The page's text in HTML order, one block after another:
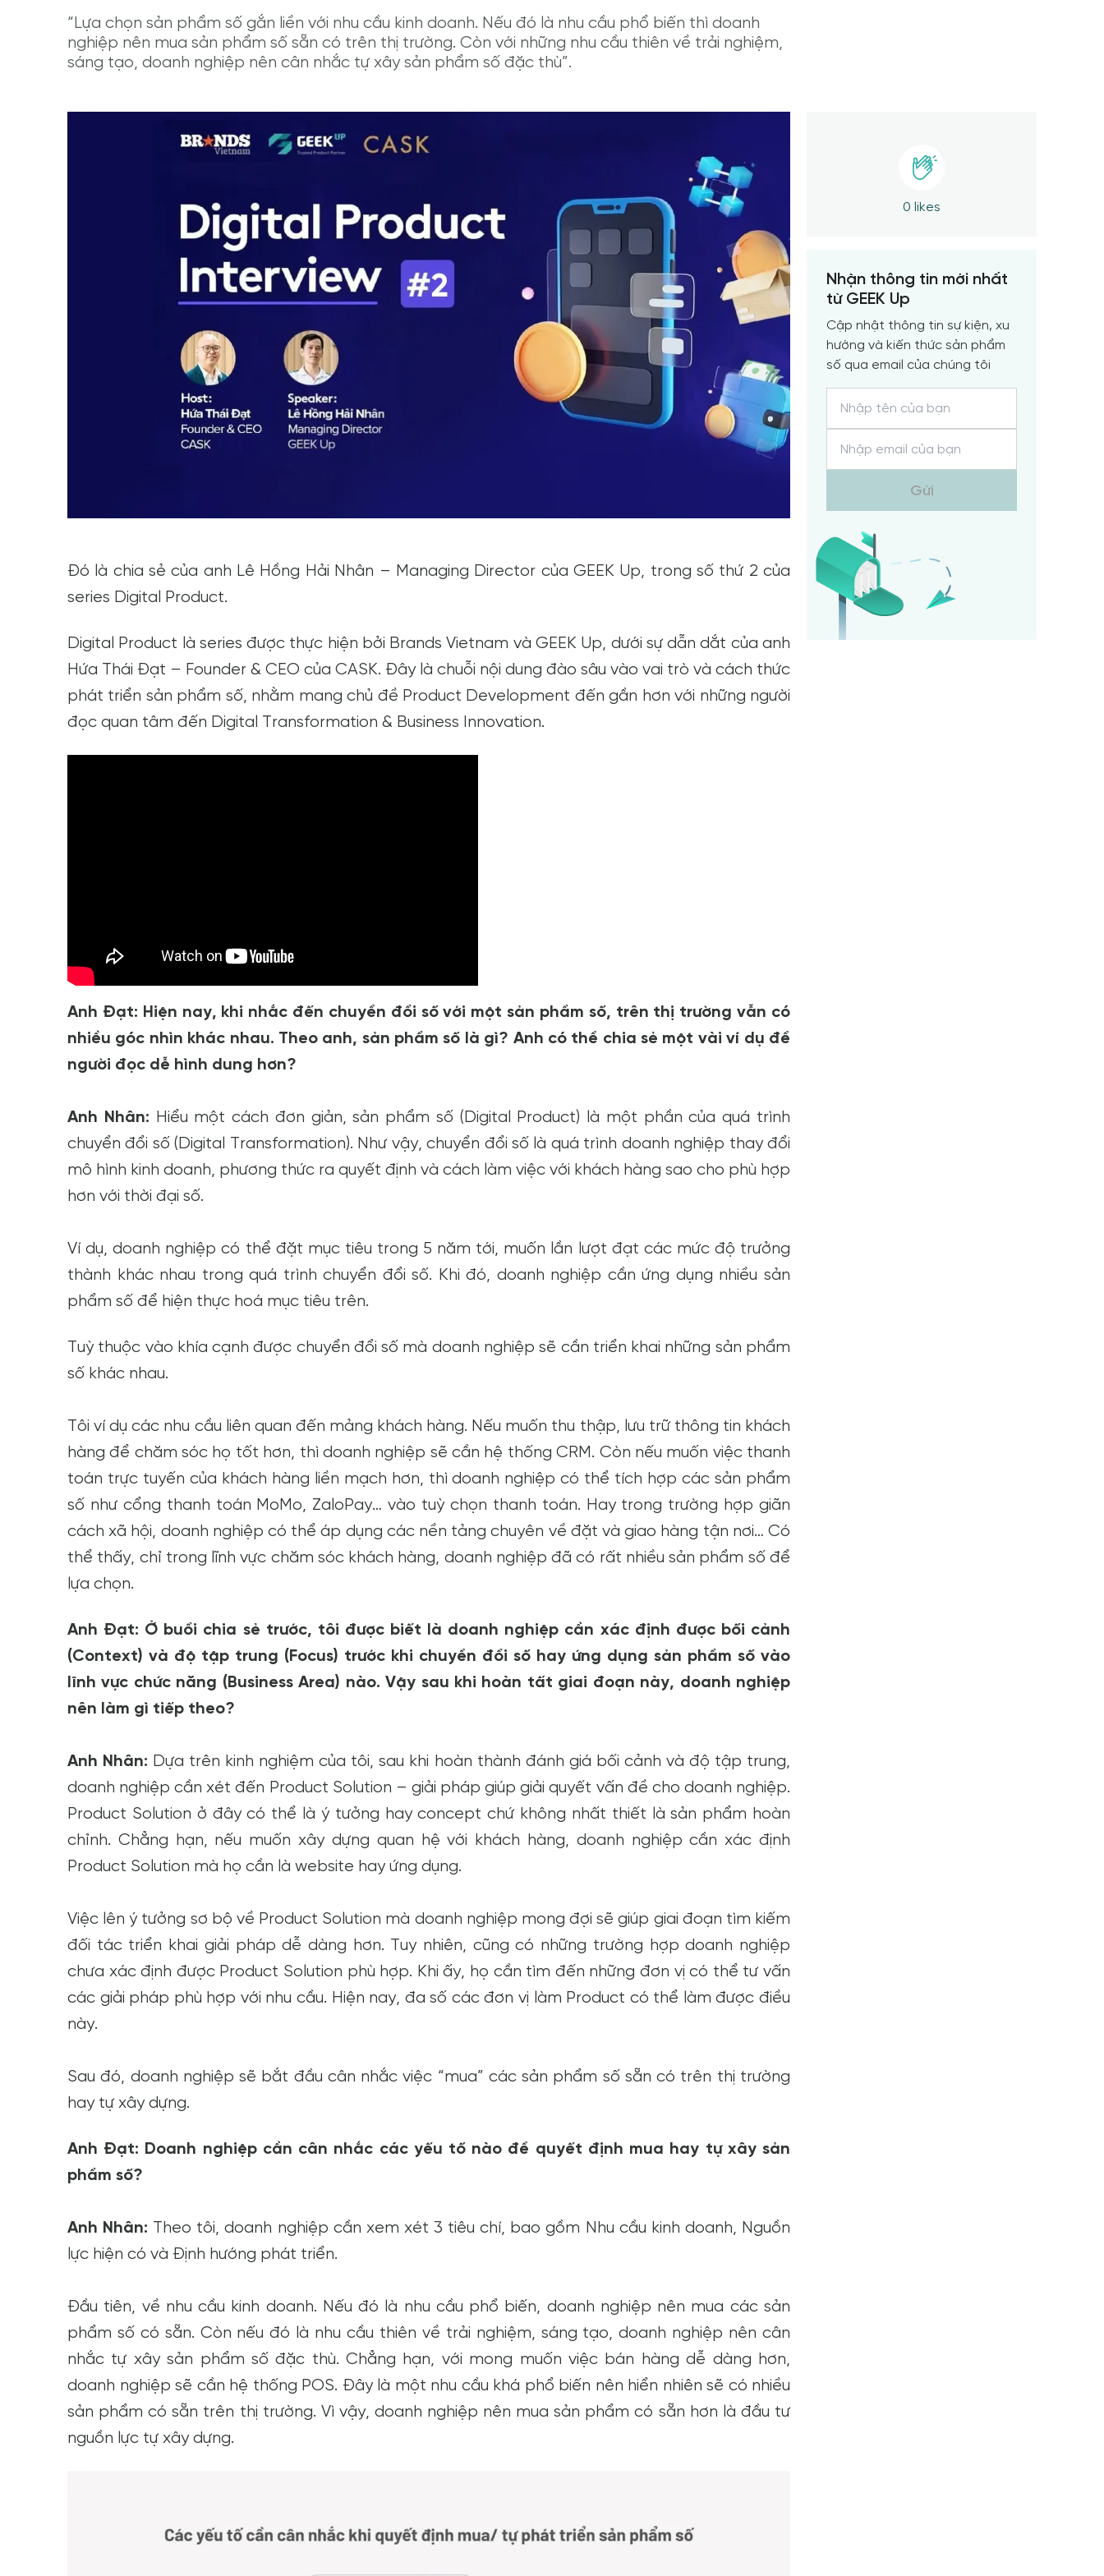
“Lựa chọn sản phẩm số gắn liền với nhu cầu kinh doanh. Nếu đó là nhu cầu phổ biến thì doanh
nghiệp nên mua sản phẩm số sẵn có trên thị trường. Còn với những nhu cầu thiên về trải nghiệm,
sáng tạo, doanh nghiệp nên cân nhắc tự xây sản phẩm số đặc thù”.
Đó là chia sẻ của anh Lê Hồng Hải Nhân – Managing Director của GEEK Up, trong số thứ 2 của
series Digital Product.
Digital Product là series được thực hiện bởi Brands Vietnam và GEEK Up, dưới sự dẫn dắt của anh
Hứa Thái Đạt – Founder & CEO của CASK. Đây là chuỗi nội dung đào sâu vào vai trò và cách thức
phát triển sản phẩm số, nhằm mang chủ đề Product Development đến gần hơn với những người
đọc quan tâm đến Digital Transformation & Business Innovation.
Anh Đạt: Hiện nay, khi nhắc đến chuyển đổi số với một sản phẩm số, trên thị trường vẫn có
nhiều góc nhìn khác nhau. Theo anh, sản phẩm số là gì? Anh có thể chia sẻ một vài ví dụ để
người đọc dễ hình dung hơn?
Anh Nhân: Hiểu một cách đơn giản, sản phẩm số (Digital Product) là một phần của quá trình
chuyển đổi số (Digital Transformation). Như vậy, chuyển đổi số là quá trình doanh nghiệp thay đổi
mô hình kinh doanh, phương thức ra quyết định và cách làm việc với khách hàng sao cho phù hợp
hơn với thời đại số.
Ví dụ, doanh nghiệp có thể đặt mục tiêu trong 5 năm tới, muốn lần lượt đạt các mức độ trưởng
thành khác nhau trong quá trình chuyển đổi số. Khi đó, doanh nghiệp cần ứng dụng nhiều sản
phẩm số để hiện thực hoá mục tiêu trên.
Tuỳ thuộc vào khía cạnh được chuyển đổi số mà doanh nghiệp sẽ cần triển khai những sản phẩm
số khác nhau.
Tôi ví dụ các nhu cầu liên quan đến mảng khách hàng. Nếu muốn thu thập, lưu trữ thông tin khách
hàng để chăm sóc họ tốt hơn, thì doanh nghiệp sẽ cần hệ thống CRM. Còn nếu muốn việc thanh
toán trực tuyến của khách hàng liền mạch hơn, thì doanh nghiệp có thể tích hợp các sản phẩm
số như cổng thanh toán MoMo, ZaloPay… vào tuỳ chọn thanh toán. Hay trong trường hợp giãn
cách xã hội, doanh nghiệp có thể áp dụng các nền tảng chuyên về đặt và giao hàng tận nơi… Có
thể thấy, chỉ trong lĩnh vực chăm sóc khách hàng, doanh nghiệp đã có rất nhiều sản phẩm số để
lựa chọn.
Anh Đạt: Ở buổi chia sẻ trước, tôi được biết là doanh nghiệp cần xác định được bối cảnh
(Context) và độ tập trung (Focus) trước khi chuyển đổi số hay ứng dụng sản phẩm số vào
lĩnh vực chức năng (Business Area) nào. Vậy sau khi hoàn tất giai đoạn này, doanh nghiệp
nên làm gì tiếp theo?
Anh Nhân: Dựa trên kinh nghiệm của tôi, sau khi hoàn thành đánh giá bối cảnh và độ tập trung,
doanh nghiệp cần xét đến Product Solution – giải pháp giúp giải quyết vấn đề cho doanh nghiệp.
Product Solution ở đây có thể là ý tưởng hay concept chứ không nhất thiết là sản phẩm hoàn
chỉnh. Chẳng hạn, nếu muốn xây dựng quan hệ với khách hàng, doanh nghiệp cần xác định
Product Solution mà họ cần là website hay ứng dụng.
Việc lên ý tưởng sơ bộ về Product Solution mà doanh nghiệp mong đợi sẽ giúp giai đoạn tìm kiếm
đối tác triển khai giải pháp dễ dàng hơn. Tuy nhiên, cũng có những trường hợp doanh nghiệp
chưa xác định được Product Solution phù hợp. Khi ấy, họ cần tìm đến những đơn vị có thể tư vấn
các giải pháp phù hợp với nhu cầu. Hiện nay, đa số các đơn vị làm Product có thể làm được điều
này.
Sau đó, doanh nghiệp sẽ bắt đầu cân nhắc việc “mua” các sản phẩm số sẵn có trên thị trường
hay tự xây dựng.
Anh Đạt: Doanh nghiệp cần cân nhắc các yếu tố nào để quyết định mua hay tự xây sản
phẩm số?
Anh Nhân: Theo tôi, doanh nghiệp cần xem xét 3 tiêu chí, bao gồm Nhu cầu kinh doanh, Nguồn
lực hiện có và Định hướng phát triển.
Đầu tiên, về nhu cầu kinh doanh. Nếu đó là nhu cầu phổ biến, doanh nghiệp nên mua các sản
phẩm số có sẵn. Còn nếu đó là nhu cầu thiên về trải nghiệm, sáng tạo, doanh nghiệp nên cân
nhắc tự xây sản phẩm số đặc thù. Chẳng hạn, với mong muốn việc bán hàng dễ dàng hơn,
doanh nghiệp sẽ cần hệ thống POS. Đây là một nhu cầu khá phổ biến nên hiển nhiên sẽ có nhiều
sản phẩm có sẵn trên thị trường. Vì vậy, doanh nghiệp nên mua sản phẩm có sẵn hơn là đầu tư
nguồn lực tự xây dựng.
0 likes
Nhận thông tin mới nhất
từ GEEK Up
Cập nhật thông tin sự kiện, xu
hướng và kiến thức sản phẩm
số qua email của chúng tôi
Gửi